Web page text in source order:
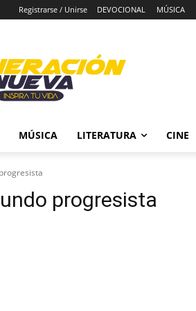
Registrarse / Unirse DEVOCIONAL MÚSICA
MÚSICA LITERATURA CINE
progresista